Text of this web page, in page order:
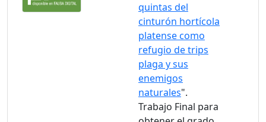
quintas del
cinturón hortícola
platense como
refugio de trips
plaga y sus
enemigos
naturales".
Trabajo Final para